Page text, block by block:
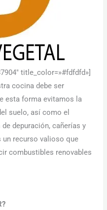
title_color=»#fdfdfd»]
cocina debe ser
esta forma evitamos la
suelo, así como el
depuración, cañerías y
un recurso valioso que
combustibles renovables
Necesarias
Estas